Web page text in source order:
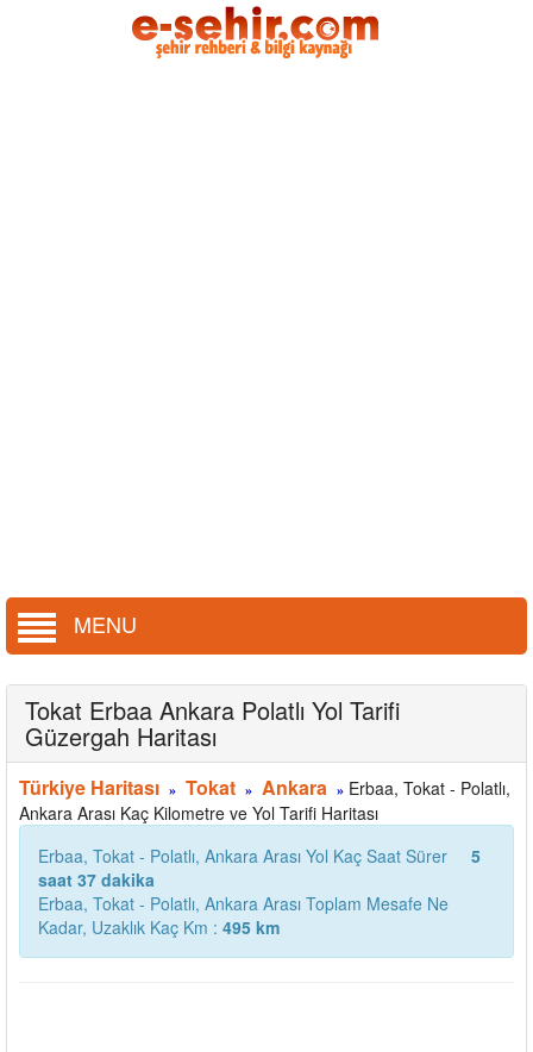
MENU
Tokat Erbaa Ankara Polatlı Yol Tarifi
Güzergah Haritası
Türkiye Haritası » Tokat » Ankara » Erbaa, Tokat - Polatlı,
Ankara Arası Kaç Kilometre ve Yol Tarifi Haritası
Erbaa, Tokat - Polatlı, Ankara Arası Yol Kaç Saat Sürer
5
saat 37 dakika
Erbaa, Tokat - Polatlı, Ankara Arası Toplam Mesafe Ne
Kadar, Uzaklık Kaç Km : 495 km